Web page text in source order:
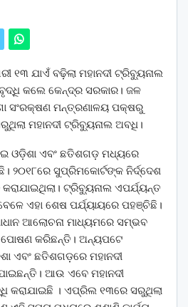
୧୩ ଯାଏଁ ବଢ଼ିଲା ମହାନଦୀ ଟ୍ରିବ୍ୟୁନାଲ
କଲେ କେନ୍ଦ୍ର ସରକାର। ଜଳ
ସଂରକ୍ଷଣ ମନ୍ତ୍ରଣାଳୟ ପକ୍ଷରୁ
ମହାନଦୀ ଟ୍ରିବ୍ୟୁନାଲ ଅବଧି।
ଓଡ଼ିଶା ଏବଂ ଛତିଶଗଡ଼ ମଧ୍ୟରେ
୨୦୧୮ରେ ସୁପ୍ରିମକୋର୍ଟଙ୍କ ନିର୍ଦ୍ଦେଶ
ଟ୍ରିବ୍ୟୁନାଲ ଏପର୍ଯ୍ୟନ୍ତ
ଏହା ଶେଷ ପର୍ଯ୍ୟାୟରେ ପହଞ୍ଚିଛି।
ଆଲୋଚନା ମାଧ୍ୟମରେ ସମ୍ଭବ
କରିଛନ୍ତି। ଅନ୍ୟପଟେ
ଏବଂ ଛତିଶଗଡ଼ରେ ମହାନଦୀ
ଆଉ ଏବେ ମହାନଦୀ
କରାଯାଇଛି । ଏପ୍ରିଲ ୧୩ରେ ସରୁଥିଲା